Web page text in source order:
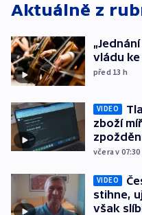
Aktuálně z
vládu
před 13 h
VIDEO
zboží
včera v 07:30
VIDEO
stihne,
však